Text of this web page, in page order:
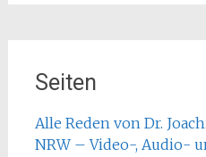
Seiten
Alle Reden von Dr.
NRW – Video-, Audio-